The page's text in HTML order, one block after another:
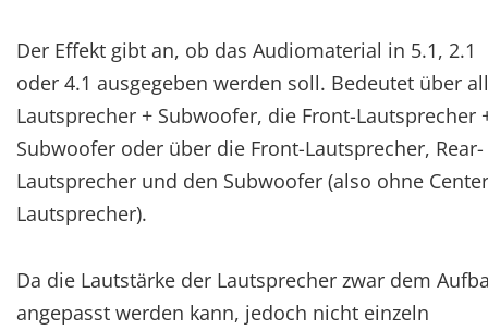
Der Effekt gibt an, ob das Audiomaterial in 5.1, 2.1
oder 4.1 ausgegeben werden soll. Bedeutet über
Lautsprecher + Subwoofer, die Front-Lautsprecher
Subwoofer oder über die Front-Lautsprecher, Rear-
Lautsprecher und den Subwoofer (also ohne
Lautsprecher).
Da die Lautstärke der Lautsprecher zwar dem
angepasst werden kann, jedoch nicht einzeln